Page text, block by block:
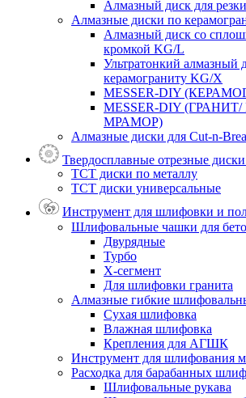
Алмазный диск для
Алмазные диски по
Алмазный диск со
кромкой KG/L
Ультратонкий алмазный
керамограниту KG/X
MESSER-DIY
MESSER-DIY
МРАМОР)
Алмазные диски для Cut-n-
Твердосплавные отрезные диски
ТСТ диски по металлу
ТСТ диски универсальные
Инструмент для шлифовки и
Шлифовальные чашки для
Двурядные
Турбо
Х-сегмент
Для шлифовки гранита
Алмазные гибкие
Cухая шлифовка
Влажная шлифовка
Крепления для АГШК
Инструмент для шлифования
Расходка для барабанных
Шлифовальные рукава